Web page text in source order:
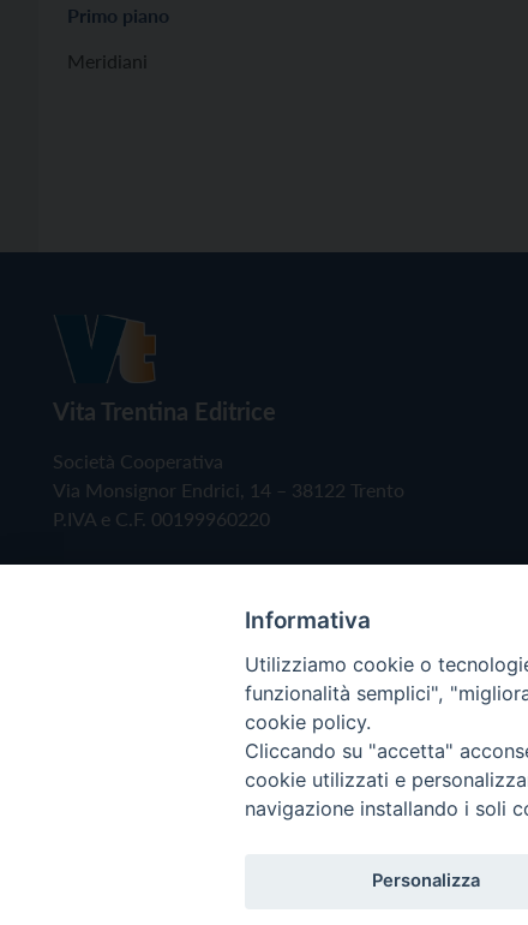
Primo piano
Meridiani
Vita Trentina Editrice
Società Cooperativa
Via Monsignor Endrici, 14 – 38122 Trento
P.IVA e C.F. 00199960220
Copyright © 2019 - Tutti i diritti riservati -
Informativa
Utilizziamo cookie o
funzionalità semplici",
cookie policy.
Cliccando su "accetta"
cookie utilizzati e
navigazione installando i soli
Personalizza